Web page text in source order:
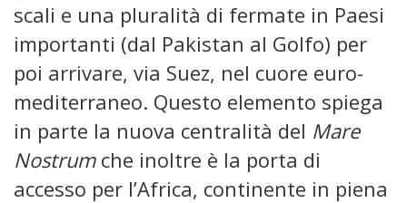
scali e una pluralità di fermate in Paesi
importanti (dal Pakistan al Golfo) per
poi arrivare, via Suez, nel cuore euro-
mediterraneo. Questo elemento spiega
in parte la nuova centralità del Mare
Nostrumche inoltre è la porta di
accesso per l’Africa, continente in piena